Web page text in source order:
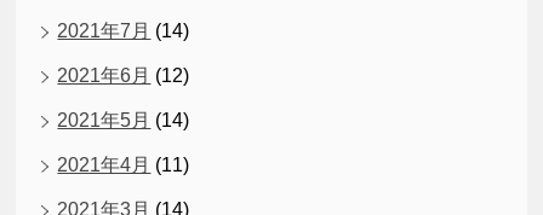
2021年7月 (14)
2021年6月 (12)
2021年5月 (14)
2021年4月 (11)
2021年3月 (14)